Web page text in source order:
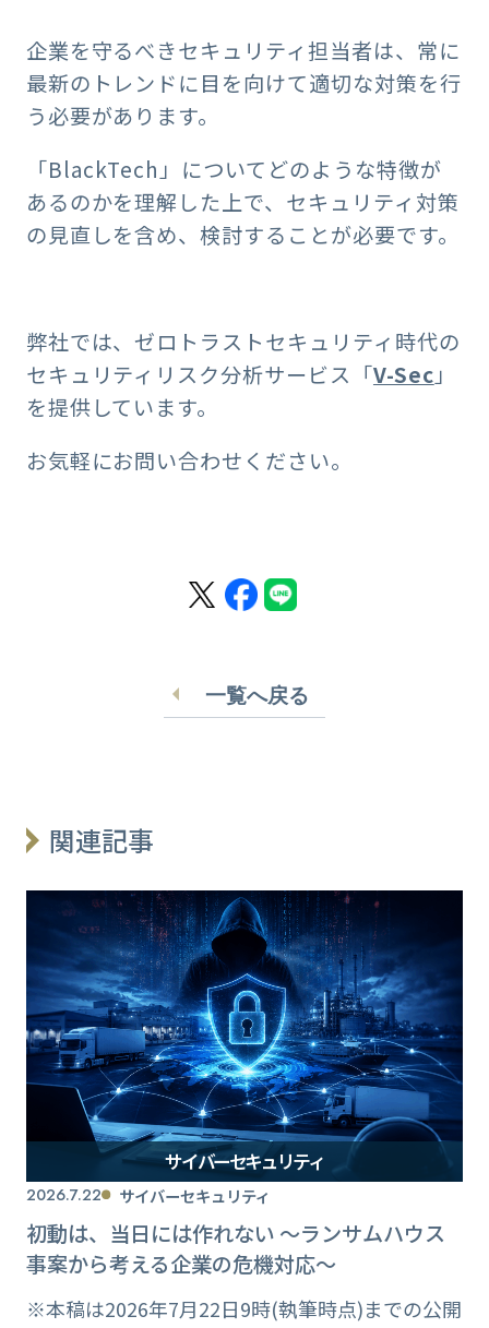
企業を守るべきセキュリティ担当者は、常に
最新のトレンドに目を向けて適切な対策を行
う必要があります。
「BlackTech」についてどのような特徴が
あるのかを理解した上で、セキュリティ対策
の見直しを含め、検討することが必要です。
弊社では、ゼロトラストセキュリティ時代の
セキュリティリスク分析サービス「V-Sec」
を提供しています。
お気軽にお問い合わせください。
一覧へ戻る
関連記事
サイバーセキュリティ
2026.7.22 サイバーセキュリティ
初動は、当日には作れない ～ランサムハウス
事案から考える企業の危機対応～
※本稿は2026年7月22日9時(執筆時点)までの公開